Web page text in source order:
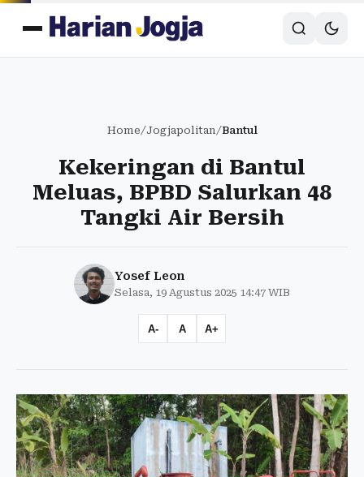
Home/Jogjapolitan/Bantul
Kekeringan di Bantul
Meluas, BPBD Salurkan 48
Tangki Air Bersih
Yosef Leon
Selasa, 19 Agustus 2025 14:47 WIB
A- A A+